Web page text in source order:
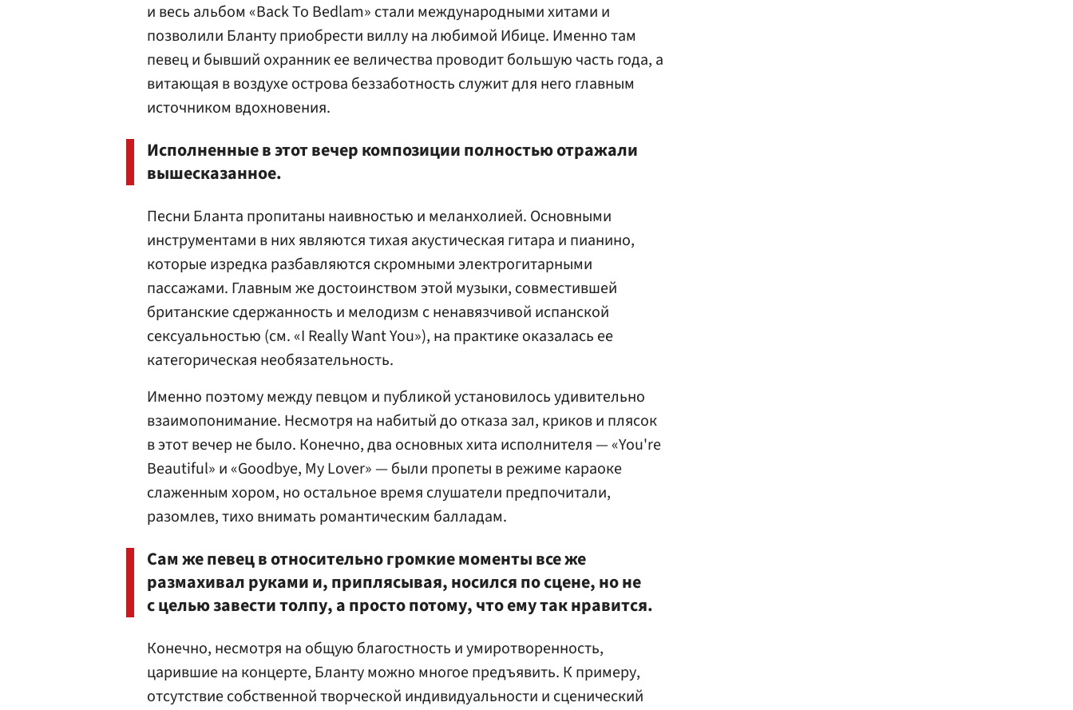
и весь альбом «Back To Bedlam» стали международными хитами и
позволили Бланту приобрести виллу на любимой Ибице. Именно там
певец и бывший охранник ее величества проводит большую часть года, а
витающая в воздухе острова беззаботность служит для него главным
источником вдохновения.
Исполненные в этот вечер композиции полностью отражали
вышесказанное.
Песни Бланта пропитаны наивностью и меланхолией. Основными
инструментами в них являются тихая акустическая гитара и пианино,
которые изредка разбавляются скромными электрогитарными
пассажами. Главным же достоинством этой музыки, совместившей
британские сдержанность и мелодизм с ненавязчивой испанской
сексуальностью (см. «I Really Want You»), на практике оказалась ее
категорическая необязательность.
Именно поэтому между певцом и публикой установилось удивительно
взаимопонимание. Несмотря на набитый до отказа зал, криков и плясок
в этот вечер не было. Конечно, два основных хита исполнителя — «You're
Beautiful» и «Goodbye, My Lover» — были пропеты в режиме караоке
слаженным хором, но остальное время слушатели предпочитали,
разомлев, тихо внимать романтическим балладам.
Сам же певец в относительно громкие моменты все же
размахивал руками и, приплясывая, носился по сцене, но не
с целью завести толпу, а просто потому, что ему так нравится.
Конечно, несмотря на общую благостность и умиротворенность,
царившие на концерте, Бланту можно многое предъявить. К примеру,
отсутствие собственной творческой индивидуальности и сценический